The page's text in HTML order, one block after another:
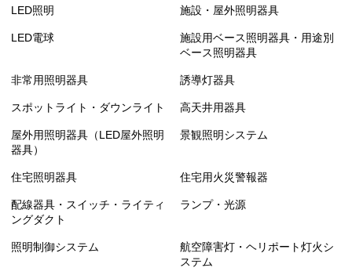
LED照明 施設・屋外照明器具
LED電球
施設用ベース照明器具・用途別
ベース照明器具
非常用照明器具 誘導灯器具
スポットライト・ダウンライト 高天井用器具
屋外用照明器具（LED屋外照明
器具）
景観照明システム
住宅照明器具 住宅用火災警報器
配線器具・スイッチ・ライティ
ングダクト
ランプ・光源
照明制御システム
航空障害灯・ヘリポート灯火シ
ステム